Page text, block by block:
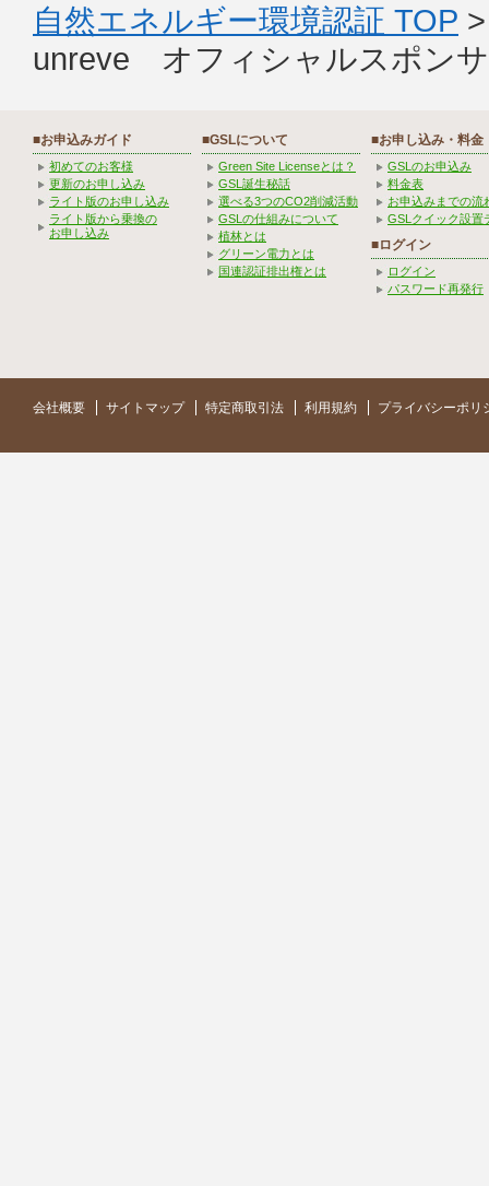
自然エネルギー環境認証 TOP
unreve オフィシャルスポン
■お申込みガイド
初めてのお客様
更新のお申し込み
ライト版のお申し込み
ライト版から乗換の
お申し込み
■GSLについて
Green Site Licenseとは？
GSL誕生秘話
選べる3つのCO2削減活動
GSLの仕組みについて
植林とは
グリーン電力とは
国連認証排出権とは
■お申し込み・料金
GSLのお申込み
料金表
お申込みまでの流
GSLクイック設置
■ログイン
ログイン
パスワード再発行
会社概要 サイトマップ 特定商取引法 利用規約 プライバシーポリ